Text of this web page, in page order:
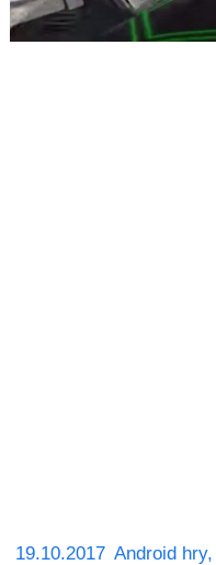
19.10.2017 Android hry,